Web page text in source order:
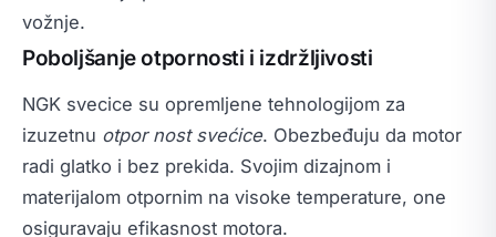
vožnje.
Poboljšanje otpornosti i izdržljivosti
NGK svecice su opremljene tehnologijom za
izuzetnu otpor nost svećice. Obezbeđuju da motor
radi glatko i bez prekida. Svojim dizajnom i
materijalom otpornim na visoke temperature, one
osiguravaju efikasnost motora.